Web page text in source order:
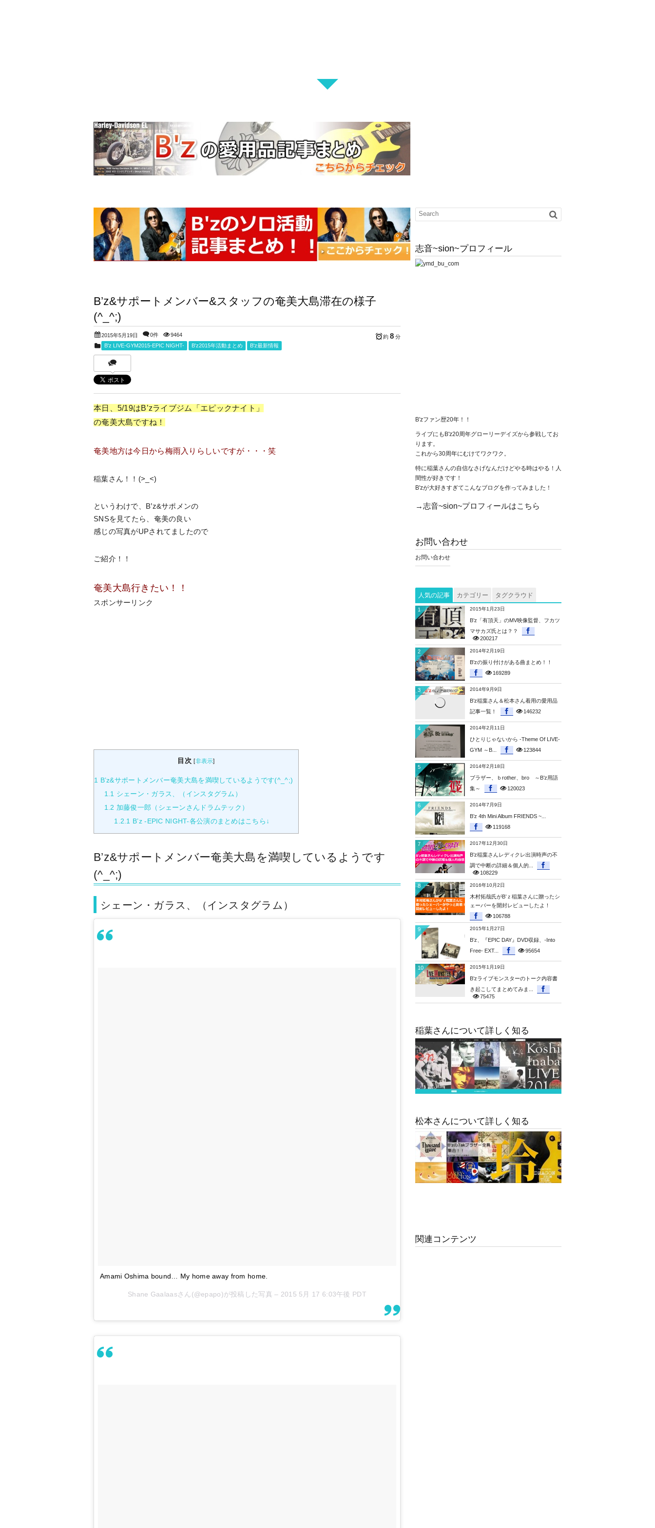
B’z&サポートメンバー&スタッフの奄美大島滞在の様子
(^_^;)
2015年5月19日 0件 9464 約 8 分
B'z LIVE-GYM2015-EPIC NIGHT-
B'z2015年活動まとめ B'z最新情報
本日、5/19はB’zライブジム「エピックナイト」
の奄美大島ですね！
奄美地方は今日から梅雨入りらしいですが・・・笑
稲葉さん！！(>_<)
というわけで、B’z&サポメンの
SNSを見てたら、奄美の良い
感じの写真がUPされてましたので
ご紹介！！
奄美大島行きたい！！
スポンサーリンク
目次 [非表示]
1 B’z&サポートメンバー奄美大島を満喫しているようです(^_^;)
1.1 シェーン・ガラス、（インスタグラム）
1.2 加藤俊一郎（シェーンさんドラムテック）
1.2.1 B’z -EPIC NIGHT-各公演のまとめはこちら↓
B’z&サポートメンバー奄美大島を満喫しているようです
(^_^;)
シェーン・ガラス、（インスタグラム）
Amami Oshima bound… My home away from home.
Shane Gaalaasさん(@epapo)が投稿した写真 – 2015 5月 17 6:03午後 PDT
志音~sion~プロフィール
B'zファン歴20年！！
ライブにもB'z20周年グローリーデイズから参戦してお
ります。
これから30周年にむけてワクワク。
特に稲葉さんの自信なさげなんだけどやる時はやる！人
間性が好きです！
B'zが大好きすぎてこんなブログを作ってみました！
→志音~sion~プロフィールはこちら
お問い合わせ
お問い合わせ
人気の記事 カテゴリー タグクラウド
2015年1月23日
B’z「有頂天」のMV映像監督、フカツ
マサカズ氏とは？？
200217
1
2014年2月19日
B’zの振り付けがある曲まとめ！！
169289
2
2014年9月9日
B’z稲葉さん＆松本さん着用の愛用品
記事一覧！
146232
3
2014年2月11日
ひとりじゃないから -Theme Of LIVE-
GYM ～B...
123844
4
2014年2月18日
ブラザー、ｂrother、bro ～B’z用語
集～
120023
5
2014年7月9日
B’z 4th Mini Album FRIENDS ~...
119168
6
2017年12月30日
B’z稲葉さんレディクレ出演時声の不
調で中断の詳細＆個人的...
108229
7
2016年10月2日
木村拓哉氏がB’ｚ稲葉さんに贈ったシ
ェーバーを開封レビューしたよ！
106788
8
2015年1月27日
B’z、『EPIC DAY』DVD収録、-Into
Free- EXT...
95654
9
2015年1月19日
B’zライブモンスターのトーク内容書
き起こしてまとめてみま...
75475
10
稲葉さんについて詳しく知る
松本さんについて詳しく知る
関連コンテンツ